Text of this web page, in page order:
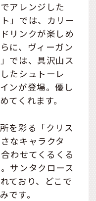
アレンジした
」では、カリー
リンクが楽しめ
に、ヴィーガン
では、具沢山ス
たシュトーレ
ンが登場。優し
てくれます。
を彩る「クリス
なキャラクタ
わせてくるくる
サンタクロース
ており、どこで
です。